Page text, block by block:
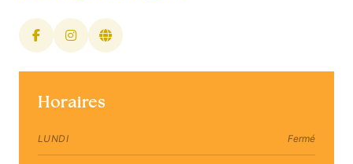
Horaires
LUNDI Fermé